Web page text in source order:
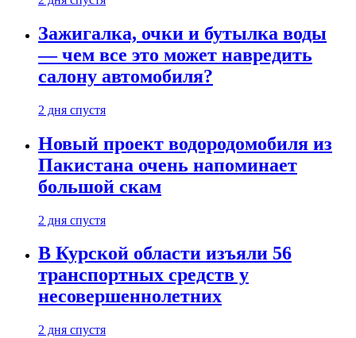
Зажигалка, очки и бутылка воды
— чем все это может навредить
салону автомобиля?
2 дня спустя
Новый проект водородомобиля из
Пакистана очень напоминает
большой скам
2 дня спустя
В Курской области изъяли 56
транспортных средств у
несовершеннолетних
2 дня спустя